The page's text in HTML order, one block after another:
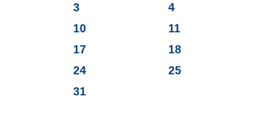
3 4
10 11
17 18
24 25
31